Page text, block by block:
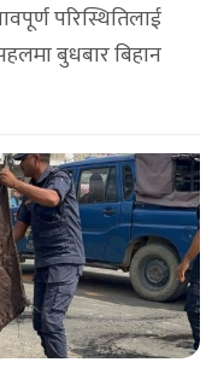
परिस्थितिलाई
पहलमा बुधबार बिहान
सभापति रवि